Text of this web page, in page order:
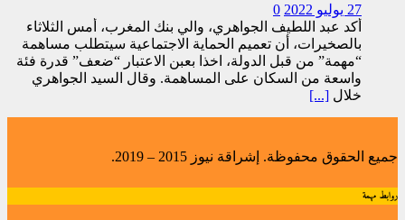
27 يوليو 2022
0
أكد عبد اللطيف الجواهري، والي بنك المغرب، أمس الثلاثاء
بالصخيرات، أن تعميم الحماية الاجتماعية سيتطلب مساهمة
“مهمة” من قبل الدولة، اخذا بعبن الاعتبار “ضعف” قدرة فئة
واسعة من السكان على المساهمة. وقال السيد الجواهري
خلال [...]
جميع الحقوق محفوظة. إشراقة نيوز 2015 – 2019.
روابط مهمة